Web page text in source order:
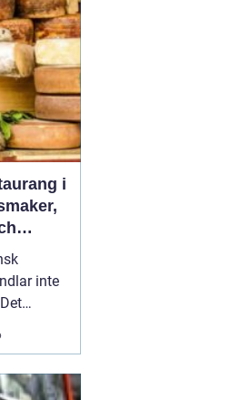
i
inte
tid
en